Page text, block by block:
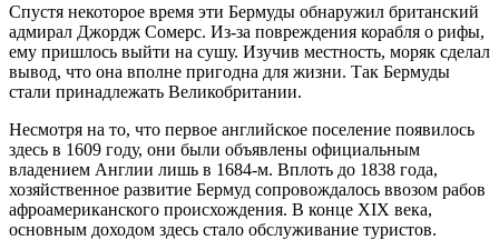
Спустя некоторое время эти Бермуды обнаружил британский
адмирал Джордж Сомерс. Из-за повреждения корабля о рифы,
ему пришлось выйти на сушу. Изучив местность, моряк сделал
вывод, что она вполне пригодна для жизни. Так Бермуды
стали принадлежать Великобритании.
Несмотря на то, что первое английское поселение появилось
здесь в 1609 году, они были объявлены официальным
владением Англии лишь в 1684-м. Вплоть до 1838 года,
хозяйственное развитие Бермуд сопровождалось ввозом рабов
афроамериканского происхождения. В конце XIX века,
основным доходом здесь стало обслуживание туристов.